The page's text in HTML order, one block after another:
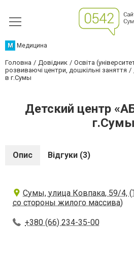
М Медицина
Головна Довідник Освіта
розвиваючі центри, дошкільні заняття
в г.Сумы
Детский центр
г.Сумы
Опис Відгуки (3)
Сумы, улица Ковпака, 59/4,
со стороны жилого массива)
+380 (66) 234-35-00